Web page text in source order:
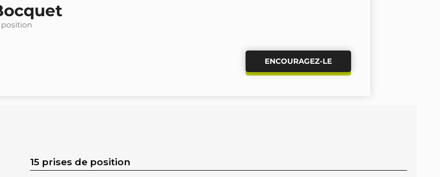
position
ENCOURAGEZ-LE
15 prises de position